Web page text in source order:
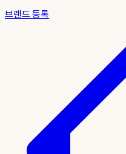
브랜드 등록